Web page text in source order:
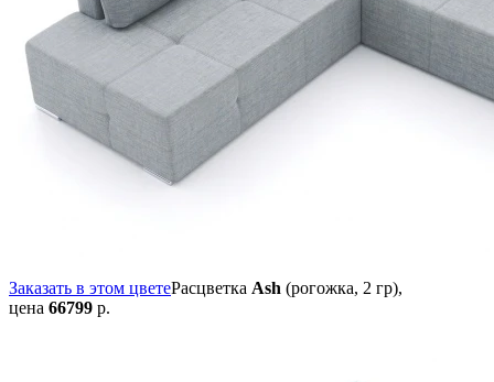
Заказать в этом цветеРасцветка Ash (рогожка, 2 гр),
цена 66799 р.